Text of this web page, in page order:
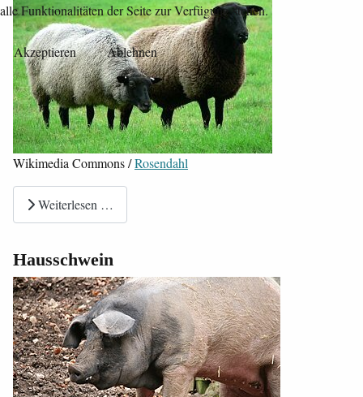
Wikimedia Commons /Rosendahl
Weiterlesen …
Hausschwein
alle Funktionalitäten der Seite zur Verfügung stehen.
Akzeptieren Ablehnen